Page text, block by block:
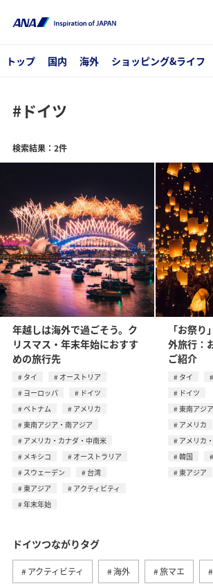
トップ 国内 海外 ショッピング&ライフ
#ドイツ
検索結果：2件
年越しは海外で過ごそう。ク
リスマス・年末年始におすす
めの旅行先
タイ
オーストリア
ヨーロッパ
ドイツ
ベトナム
アメリカ
東南アジア・南アジア
アメリカ・カナダ・中南米
メキシコ
オーストラリア
スウェーデン
台湾
東アジア
アクティビティ
年末年始
「お祭
外旅行：
ご紹介
タイ
ドイツ
東南アジ
アメリカ
アメリカ
韓国
東アジア
ドイツつながりタグ
アクティビティ 海外 旅マエ